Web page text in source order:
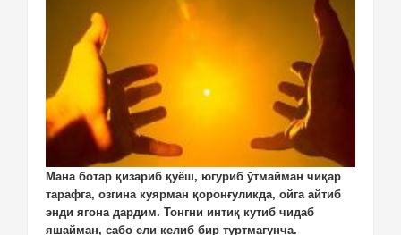
Мана ботар қизариб қуёш, югуриб ўтмайман чиқар
тарафга, озгина куярман қоронғуликда, ойга айтиб
энди ягона дардим. Тонгни интиқ кутиб чидаб
яшайман, сабо ели келиб бир туртмагунча.